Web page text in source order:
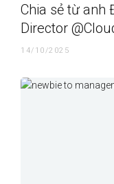
Chia sẻ từ anh
Director
14/10/2025